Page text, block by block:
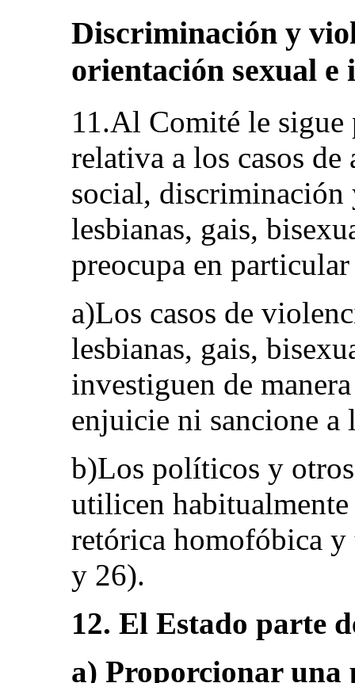
Discriminación y
orientación sexual e
11.Al Comité le
relativa a los casos
social, discriminación
lesbianas, gais,
preocupa en
a)Los casos de
lesbianas, gais,
investiguen de
enjuicie ni sancione a
b)Los políticos y
utilicen
retórica homofóbica
y 26).
12. El Estado parte
a) Proporcionar una